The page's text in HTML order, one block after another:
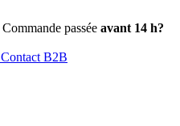
Commande passée avant 14 h?
Contact B2B